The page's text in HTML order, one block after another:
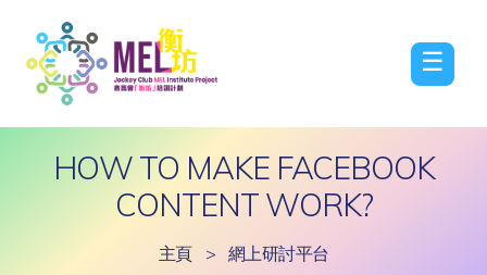
☰
HOW TO MAKE FACEBOOK
CONTENT WORK?
主頁 > 網上研討平台